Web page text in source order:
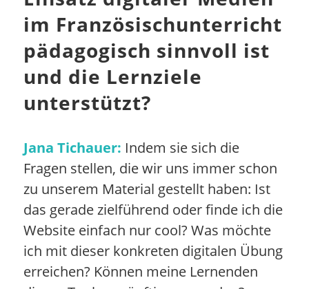
im Französischunterricht
pädagogisch sinnvoll ist
und die Lernziele
unterstützt?
Jana Tichauer: Indem sie sich die
Fragen stellen, die wir uns immer schon
zu unserem Material gestellt haben: Ist
das gerade zielführend oder finde ich die
Website einfach nur cool? Was möchte
ich mit dieser konkreten digitalen Übung
erreichen? Können meine Lernenden